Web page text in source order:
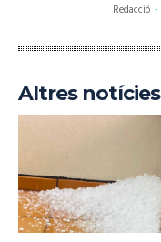
Redacció -
Altres notícies